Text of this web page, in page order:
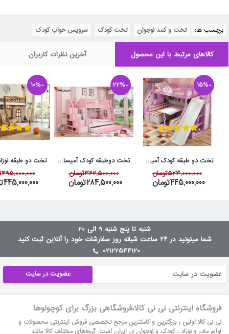
برچسب ها: تخت و کمد نوجوان تخت کودک سرویس خواب کودک
کالاهای مرتبط با این محصول آخرین نظرات کاربران
-15%
تخت دو طبقه کودک آمیسا مدل پرنیان
523,000,000تومان
445,000,000تومان
-22%
تخت دوطبقه کودک آمیسا مدل ملورین
362,500,000تومان
284,500,000تومان
-10%
495,000,000تومان
445,000,000تومان
شنبه تا پنج شنبه 9 الی 20
شما میتونید در ۲۴ ساعت شبانه روز سفارشات خود را آنلاین ثبت کنید
02122544120
عضویت در سایت
فروشگاه اینترنتی نی نی کالا،فروشگاهی بزرگ برای کوچولوها
نی نی کالا اولین ، بزرگترین و کاملترین مرجع تخصصی فروش اینترنتی محصولات و
لوازم مادر و نوزاد ، کودک و نوجوان در ایران است. گروه‏‏‌های مختلف کالا مانند